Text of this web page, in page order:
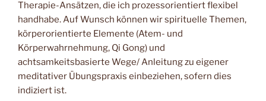
Therapie-Ansätzen, die ich prozessorientiert flexibel
handhabe. Auf Wunsch können wir spirituelle Themen,
körperorientierte Elemente (Atem- und
Körperwahrnehmung, Qi Gong) und
achtsamkeitsbasierte Wege/ Anleitung zu eigener
meditativer Übungspraxis einbeziehen, sofern dies
indiziert ist.